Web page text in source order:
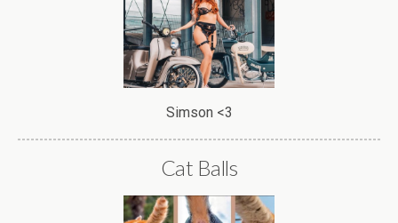
Simson <3
Cat Balls